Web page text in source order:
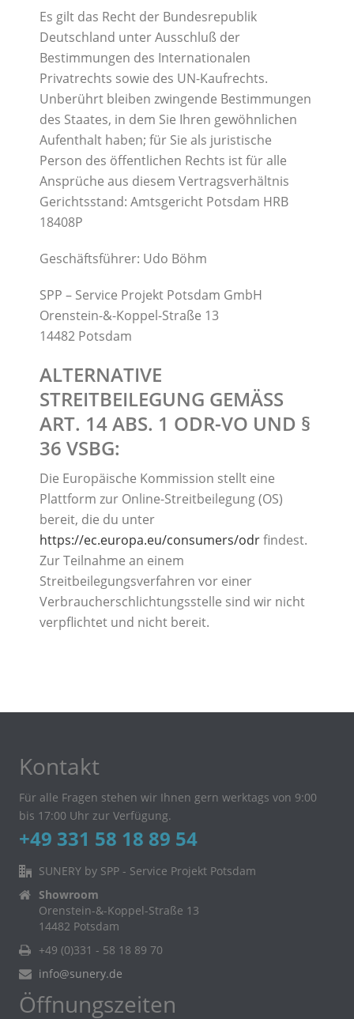
Es gilt das Recht der Bundesrepublik
Deutschland unter Ausschluß der
Bestimmungen des Internationalen
Privatrechts sowie des UN-Kaufrechts.
Unberührt bleiben zwingende Bestimmungen
des Staates, in dem Sie Ihren gewöhnlichen
Aufenthalt haben; für Sie als juristische
Person des öffentlichen Rechts ist für alle
Ansprüche aus diesem Vertragsverhältnis
Gerichtsstand: Amtsgericht Potsdam HRB
18408P
Geschäftsführer: Udo Böhm
SPP – Service Projekt Potsdam GmbH
Orenstein-&-Koppel-Straße 13
14482 Potsdam
ALTERNATIVE
STREITBEILEGUNG GEMÄSS A
RT. 14 ABS. 1 ODR-VO UND § 3
6 VSBG:
Die Europäische Kommission stellt eine
Plattform zur Online-Streitbeilegung (OS)
bereit, die du unter
https://ec.europa.eu/consumers/odrfindest.
Zur Teilnahme an einem
Streitbeilegungsverfahren vor einer
Verbraucherschlichtungsstelle sind wir nicht
verpflichtet und nicht bereit.
Kontakt
Für alle Fragen stehen wir Ihnen gern werktags von 9:00
bis 17:00 Uhr zur Verfügung.
+49 331 58 18 89 54
SUNERY by SPP - Service Projekt Potsdam
Showroom
Orenstein-&-Koppel-Straße 13
14482 Potsdam
+49 (0)331 - 58 18 89 70
info@sunery.de
Öffnungszeiten